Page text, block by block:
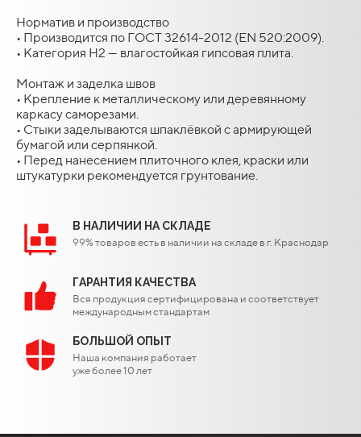
Норматив и производство
• Производится по ГОСТ 32614-2012 (EN 520:2009).
• Категория H2 — влагостойкая гипсовая плита.
Монтаж и заделка швов
• Крепление к металлическому или деревянному
каркасу саморезами.
• Стыки заделываются шпаклёвкой с армирующей
бумагой или серпянкой.
• Перед нанесением плиточного клея, краски или
штукатурки рекомендуется грунтование.
В НАЛИЧИИ НА СКЛАДЕ
99% товаров есть в наличии на складе в г. Краснодар
ГАРАНТИЯ КАЧЕСТВА
Вся продукция сертифицирована и соответствует
международным стандартам
БОЛЬШОЙ ОПЫТ
Наша компания работает
уже более 10 лет